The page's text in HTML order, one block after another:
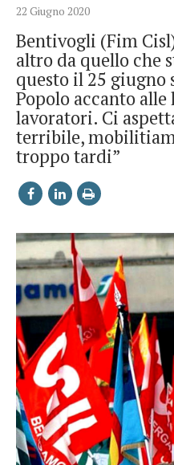
22 Giugno 2020
Bentivogli (Fim
altro da quello che
questo il 25 giugno
Popolo accanto
lavoratori. Ci
terribile,
troppo tardi”